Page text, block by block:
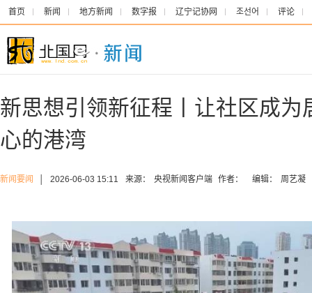
首页 新闻 地方新闻 数字报 辽宁记协网 조선어 评论
新思想引领新征程丨让社区成为
心的港湾
新闻要闻 2026-06-03 15:11 来源： 央视新闻客户端 作者： 编辑： 周艺凝